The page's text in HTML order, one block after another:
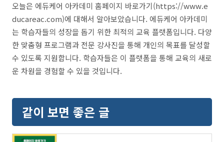
오늘은 에듀케어 아카데미 홈페이지 바로가기(https://www.e
ducareac.com)에 대해서 알아보았습니다. 에듀케어 아카데미
는 학습자들의 성장을 돕기 위한 최적의 교육 플랫폼입니다. 다양
한 맞춤형 프로그램과 전문 강사진을 통해 개인의 목표를 달성할
수 있도록 지원합니다. 학습자들은 이 플랫폼을 통해 교육의 새로
운 차원을 경험할 수 있을 것입니다.
같이 보면 좋은 글